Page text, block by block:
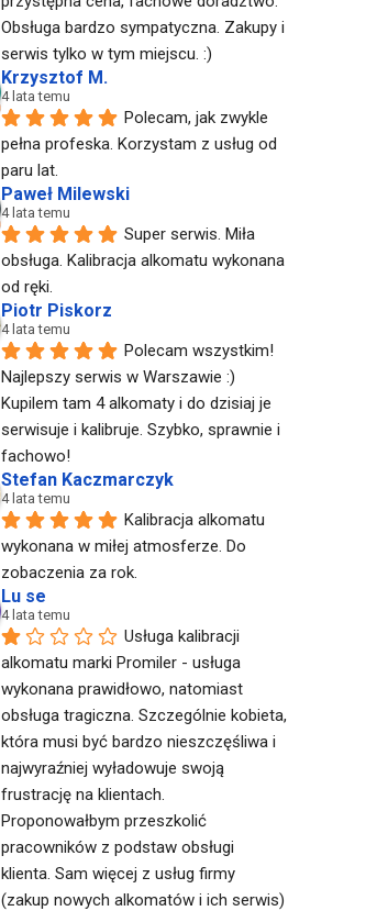
Obsługa bardzo sympatyczna. Zakupy i
serwis tylko w tym miejscu. :)
Krzysztof M.
4 lata temu
Polecam, jak zwykle
pełna profeska. Korzystam z usług od
paru lat.
Paweł Milewski
4 lata temu
Super serwis. Miła
obsługa. Kalibracja alkomatu wykonana
od ręki.
Piotr Piskorz
4 lata temu
Polecam wszystkim!
Najlepszy serwis w Warszawie :)
Kupilem tam 4 alkomaty i do dzisiaj je
serwisuje i kalibruje. Szybko, sprawnie i
fachowo!
Stefan Kaczmarczyk
4 lata temu
Kalibracja alkomatu
wykonana w miłej atmosferze. Do
zobaczenia za rok.
Lu se
4 lata temu
Usługa kalibracji
alkomatu marki Promiler - usługa
wykonana prawidłowo, natomiast
obsługa tragiczna. Szczególnie kobieta,
która musi być bardzo nieszczęśliwa i
najwyraźniej wyładowuje swoją
frustrację na klientach.
Proponowałbym przeszkolić
pracowników z podstaw obsługi
klienta. Sam więcej z usług firmy
(zakup nowych alkomatów i ich serwis)